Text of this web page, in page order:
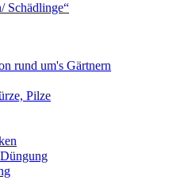
Schädlinge“
rund um's Gärtnern
Pilze